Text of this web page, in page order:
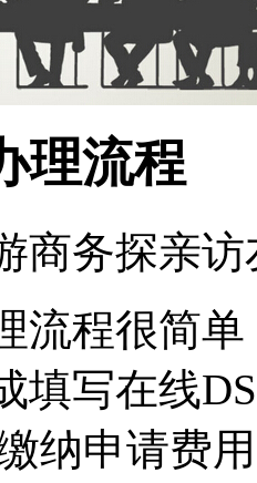
理流程
商务探亲访
流程很简
填写在线
纳申请费